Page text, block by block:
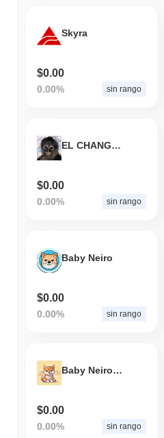
Skyra
$0.00
0.00% sin rango
EL CHANGUITO
$0.00
0.00% sin rango
Baby Neiro
$0.00
0.00% sin rango
Baby Neiro Coin Sol
$0.00
0.00% sin rango